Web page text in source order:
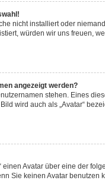
nicht installiert oder
würden wir uns freuen,
angezeigt werden?
stehen. Eines
wird auch als „Avatar“
einen Avatar über eine der
Sie keinen Avatar